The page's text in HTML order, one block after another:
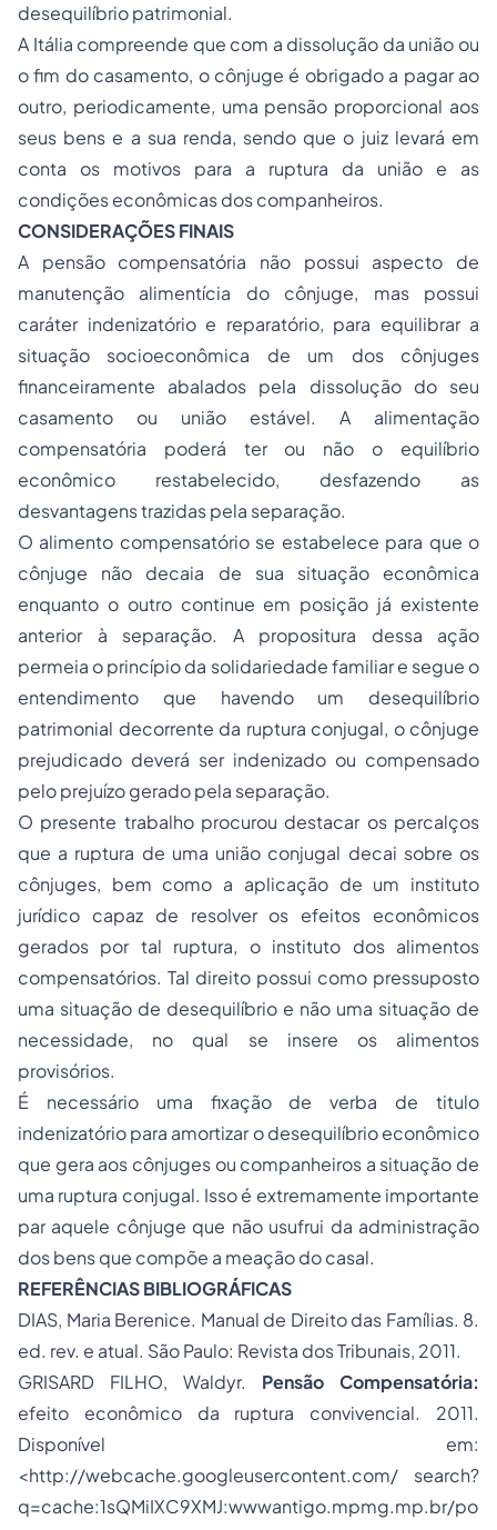
desequilíbrio patrimonial.
A Itália compreende que com a dissolução da união ou
o fim do casamento, o cônjuge é obrigado a pagar ao
outro, periodicamente, uma pensão proporcional aos
seus bens e a sua renda, sendo que o juiz levará em
conta os motivos para a ruptura da união e as
condições econômicas dos companheiros.
CONSIDERAÇÕES FINAIS
A pensão compensatória não possui aspecto de
manutenção alimentícia do cônjuge, mas possui
caráter indenizatório e reparatório, para equilibrar a
situação socioeconômica de um dos cônjuges
financeiramente abalados pela dissolução do seu
casamento ou união estável. A alimentação
compensatória poderá ter ou não o equilíbrio
econômico restabelecido, desfazendo as
desvantagens trazidas pela separação.
O alimento compensatório se estabelece para que o
cônjuge não decaia de sua situação econômica
enquanto o outro continue em posição já existente
anterior à separação. A propositura dessa ação
permeia o princípio da solidariedade familiar e segue o
entendimento que havendo um desequilíbrio
patrimonial decorrente da ruptura conjugal, o cônjuge
prejudicado deverá ser indenizado ou compensado
pelo prejuízo gerado pela separação.
O presente trabalho procurou destacar os percalços
que a ruptura de uma união conjugal decai sobre os
cônjuges, bem como a aplicação de um instituto
jurídico capaz de resolver os efeitos econômicos
gerados por tal ruptura, o instituto dos alimentos
compensatórios. Tal direito possui como pressuposto
uma situação de desequilíbrio e não uma situação de
necessidade, no qual se insere os alimentos
provisórios.
É necessário uma fixação de verba de titulo
indenizatório para amortizar o desequilíbrio econômico
que gera aos cônjuges ou companheiros a situação de
uma ruptura conjugal. Isso é extremamente importante
par aquele cônjuge que não usufrui da administração
dos bens que compõe a meação do casal.
REFERÊNCIAS BIBLIOGRÁFICAS
DIAS, Maria Berenice. Manual de Direito das Famílias. 8.
ed. rev. e atual. São Paulo: Revista dos Tribunais, 2011.
GRISARD FILHO, Waldyr. Pensão Compensatória:
efeito econômico da ruptura convivencial. 2011.
Disponível em:
<http://webcache.googleusercontent.com/ search?
q=cache:1sQMiIXC9XMJ:wwwantigo.mpmg.mp.br/po